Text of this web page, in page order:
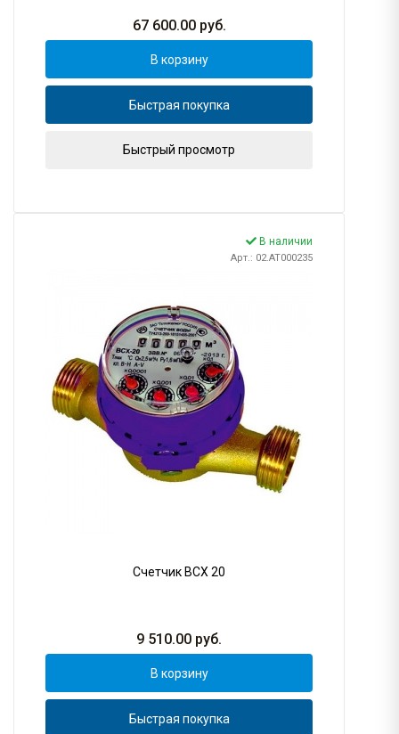
67 600.00руб.
В корзину
Быстрая покупка
Быстрый просмотр
В наличии
Арт.: 02.AT000235
Счетчик ВСХ 20
9 510.00 руб.
В корзину
Быстрая покупка